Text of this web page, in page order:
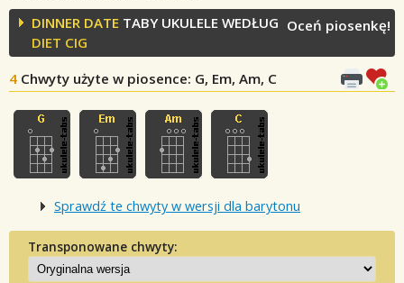
DINNER DATE TABY UKULELE WEDŁUG
DIET CIG
4 Chwyty użyte w piosence: G, Em, Am, C
Oceń piosenkę!
Sprawdź te chwyty w wersji dla barytonu
Transponowane chwyty: